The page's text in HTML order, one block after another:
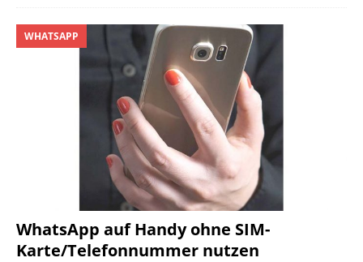
WhatsApp auf Handy ohne SIM-
Karte/Telefonnummer nutzen
WHATSAPP